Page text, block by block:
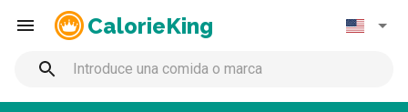
CalorieKing